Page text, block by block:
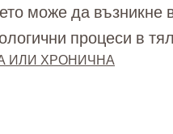
може да
процеси в
ИЛИ ХРОНИЧНА